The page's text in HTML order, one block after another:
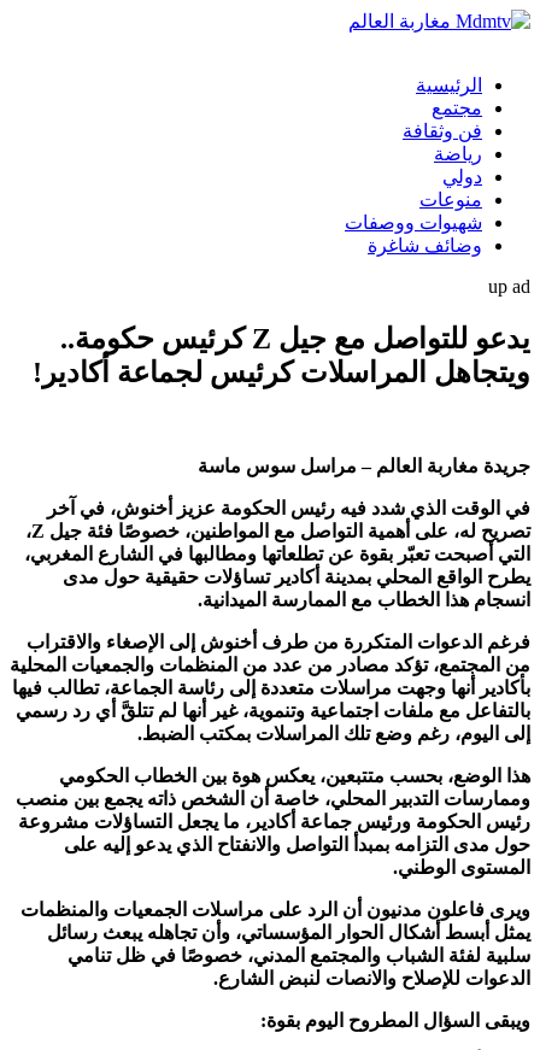
الرئيسية
مجتمع
فن وثقافة
رياضة
دولي
منوعات
شهيوات ووصفات
وضائف شاغرة
up ad
يدعو للتواصل مع جيل Z كرئيس حكومة..
ويتجاهل المراسلات كرئيس لجماعة أكادير!
جريدة مغاربة العالم – مراسل سوس ماسة
في الوقت الذي شدد فيه رئيس الحكومة عزيز أخنوش، في آخر
تصريح له، على أهمية التواصل مع المواطنين، خصوصًا فئة جيل Z،
التي أصبحت تعبّر بقوة عن تطلعاتها ومطالبها في الشارع المغربي،
يطرح الواقع المحلي بمدينة أكادير تساؤلات حقيقية حول مدى
انسجام هذا الخطاب مع الممارسة الميدانية.
فرغم الدعوات المتكررة من طرف أخنوش إلى الإصغاء والاقتراب
من المجتمع، تؤكد مصادر من عدد من المنظمات والجمعيات المحلية
بأكادير أنها وجهت مراسلات متعددة إلى رئاسة الجماعة، تطالب فيها
بالتفاعل مع ملفات اجتماعية وتنموية، غير أنها لم تتلقَّ أي رد رسمي
إلى اليوم، رغم وضع تلك المراسلات بمكتب الضبط.
هذا الوضع، بحسب متتبعين، يعكس هوة بين الخطاب الحكومي
وممارسات التدبير المحلي، خاصة أن الشخص ذاته يجمع بين منصب
رئيس الحكومة ورئيس جماعة أكادير، ما يجعل التساؤلات مشروعة
حول مدى التزامه بمبدأ التواصل والانفتاح الذي يدعو إليه على
المستوى الوطني.
ويرى فاعلون مدنيون أن الرد على مراسلات الجمعيات والمنظمات
يمثل أبسط أشكال الحوار المؤسساتي، وأن تجاهله يبعث رسائل
سلبية لفئة الشباب والمجتمع المدني، خصوصًا في ظل تنامي
الدعوات للإصلاح والانصات لنبض الشارع.
ويبقى السؤال المطروح اليوم بقوة: